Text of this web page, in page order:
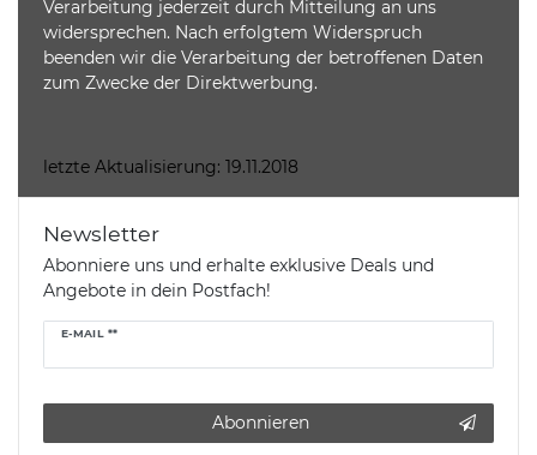
Verarbeitung jederzeit durch Mitteilung an uns
widersprechen. Nach erfolgtem Widerspruch
beenden wir die Verarbeitung der betroffenen Daten
zum Zwecke der Direktwerbung.
letzte Aktualisierung: 19.11.2018
Newsletter
Abonniere uns und erhalte exklusive Deals und
Angebote in dein Postfach!
E-MAIL **
Newsletter
Abonnieren